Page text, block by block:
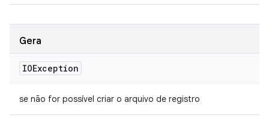
Gera
IOException
se não for possível criar o arquivo de registro